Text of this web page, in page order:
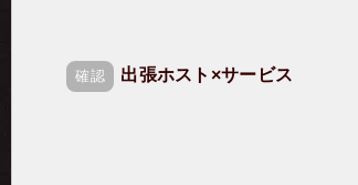
確認 出張ホスト×サービス